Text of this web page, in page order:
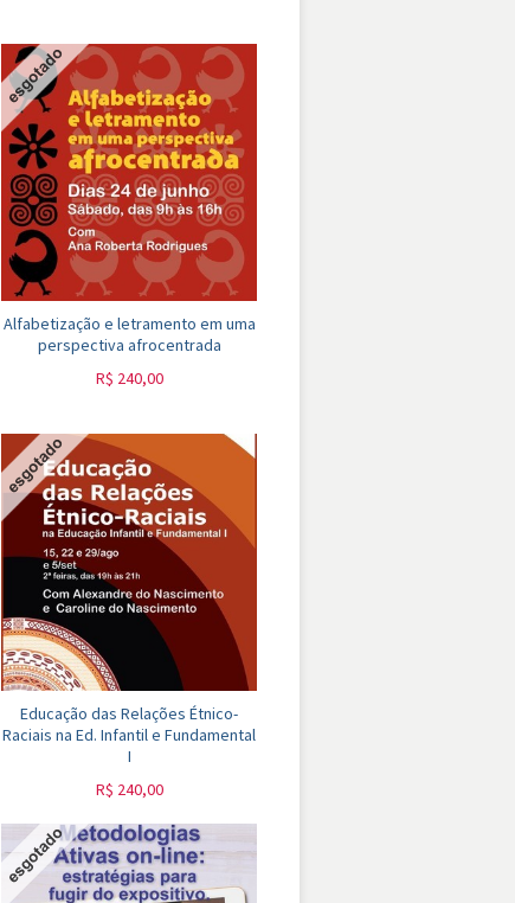
Alfabetização e letramento em uma
perspectiva afrocentrada
R$ 240,00
Educação das Relações Étnico-
Raciais na Ed. Infantil e Fundamental
I
R$ 240,00